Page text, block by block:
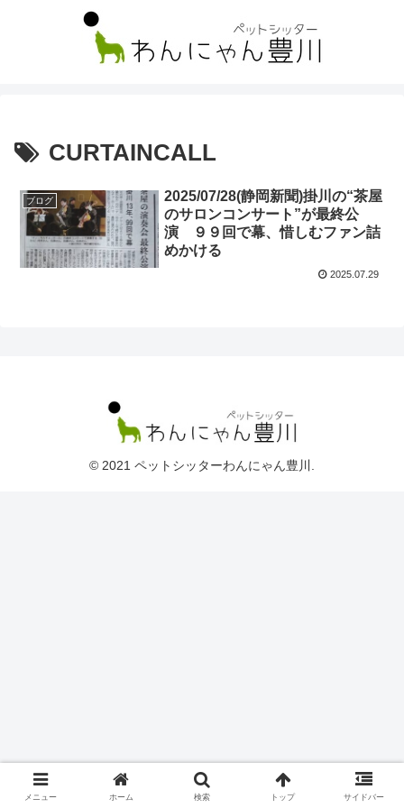
CURTAINCALL
ブログ
2025/07/28(静岡新聞)掛川の“茶屋
のサロンコンサート”が最終公
演 ９９回で幕、惜しむファン詰
めかける
2025.07.29
© 2021 ペットシッターわんにゃん豊川.
メニュー ホーム 検索 トップ サイドバー